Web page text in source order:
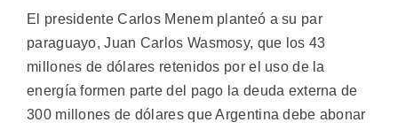
El presidente Carlos Menem planteó a su par
paraguayo, Juan Carlos Wasmosy, que los 43
millones de dólares retenidos por el uso de la
energía formen parte del pago la deuda externa de
300 millones de dólares que Argentina debe abonar